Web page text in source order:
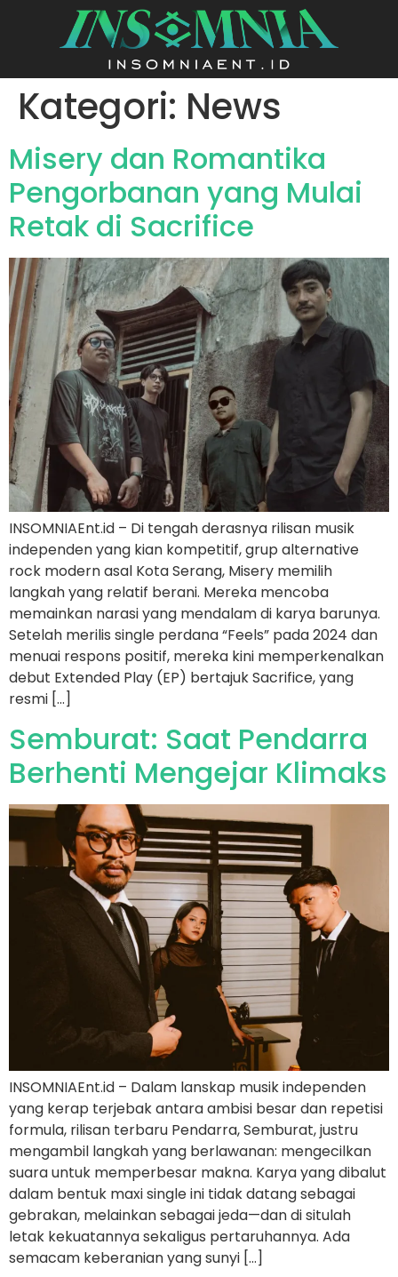
Kategori: News
Misery dan Romantika
Pengorbanan yang Mulai
Retak di Sacrifice
INSOMNIAEnt.id – Di tengah derasnya rilisan musik
independen yang kian kompetitif, grup alternative
rock modern asal Kota Serang, Misery memilih
langkah yang relatif berani. Mereka mencoba
memainkan narasi yang mendalam di karya barunya.
Setelah merilis single perdana “Feels” pada 2024 dan
menuai respons positif, mereka kini memperkenalkan
debut Extended Play (EP) bertajuk Sacrifice, yang
resmi […]
Semburat: Saat Pendarra
Berhenti Mengejar Klimaks
INSOMNIAEnt.id – Dalam lanskap musik independen
yang kerap terjebak antara ambisi besar dan repetisi
formula, rilisan terbaru Pendarra, Semburat, justru
mengambil langkah yang berlawanan: mengecilkan
suara untuk memperbesar makna. Karya yang dibalut
dalam bentuk maxi single ini tidak datang sebagai
gebrakan, melainkan sebagai jeda—dan di situlah
letak kekuatannya sekaligus pertaruhannya. Ada
semacam keberanian yang sunyi […]